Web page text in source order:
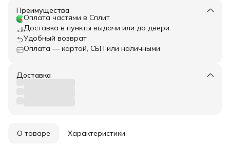
Преимущества
Оплата частями в Сплит
Доставка в пункты выдачи или до двери
Удобный возврат
Оплата — картой, СБП или наличными
Доставка
О товаре Характеристики